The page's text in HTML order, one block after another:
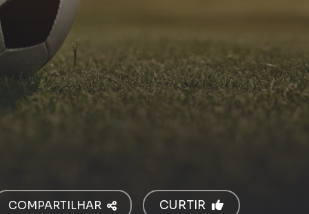
COMPARTILHAR CURTIR